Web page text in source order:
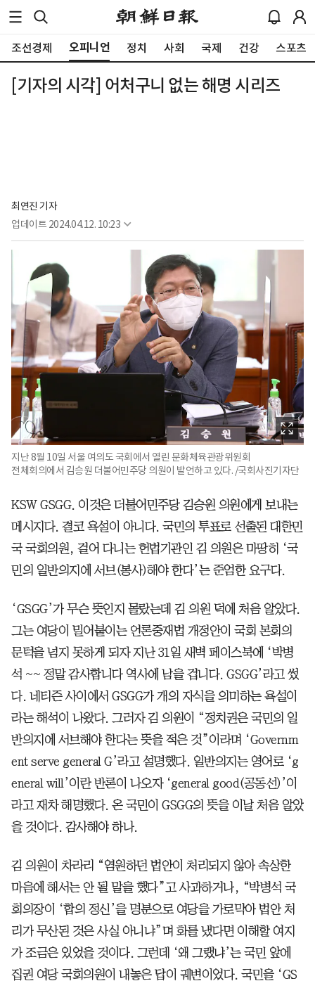
조선경제 오피니언 정치 사회 국제 건강 스포츠
[기자의 시각] 어처구니 없는 해명 시리즈
최연진 기자
업데이트 2024.04.12. 10:23
지난 8월 10일 서울 여의도 국회에서 열린 문화체육관광위원회
전체회의에서 김승원 더불어민주당 의원이 발언하고 있다. /국회사진기자단
KSW GSGG. 이것은 더불어민주당 김승원 의원에게 보내는
메시지다. 결코 욕설이 아니다. 국민의 투표로 선출된 대한민
국 국회의원, 걸어 다니는 헌법기관인 김 의원은 마땅히 ‘국
민의 일반의지에 서브(봉사)해야 한다’는 준엄한 요구다.
‘GSGG’가 무슨 뜻인지 몰랐는데 김 의원 덕에 처음 알았다.
그는 여당이 밀어붙이는 언론중재법 개정안이 국회 본회의
문턱을 넘지 못하게 되자 지난 31일 새벽 페이스북에 ‘박병
석 ~~ 정말 감사합니다 역사에 남을 겁니다. GSGG’라고 썼
다. 네티즌 사이에서 GSGG가 개의 자식을 의미하는 욕설이
라는 해석이 나왔다. 그러자 김 의원이 “정치권은 국민의 일
반의지에 서브해야 한다는 뜻을 적은 것”이라며 ‘Governm
ent serve general G’라고 설명했다. 일반의지는 영어로 ‘g
eneral will’이란 반론이 나오자 ‘general good(공동선)’이
라고 재차 해명했다. 온 국민이 GSGG의 뜻을 이날 처음 알았
을 것이다. 감사해야 하나.
김 의원이 차라리 “염원하던 법안이 처리되지 않아 속상한
마음에 해서는 안 될 말을 했다”고 사과하거나, “박병석 국
회의장이 ‘합의 정신’을 명분으로 여당을 가로막아 법안 처
리가 무산된 것은 사실 아니냐”며 화를 냈다면 이해할 여지
가 조금은 있었을 것이다. 그런데 ‘왜 그랬냐’는 국민 앞에
집권 여당 국회의원이 내놓은 답이 궤변이었다. 국민을 ‘GS